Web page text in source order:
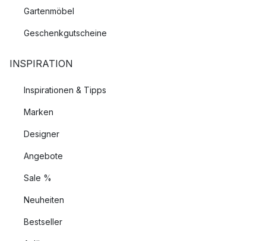
Gartenmöbel
Geschenkgutscheine
INSPIRATION
Inspirationen & Tipps
Marken
Designer
Angebote
Sale %
Neuheiten
Bestseller